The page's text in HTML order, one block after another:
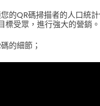
的QR碼掃描者的人口統
標受眾，進行強大的營銷。
的細節；